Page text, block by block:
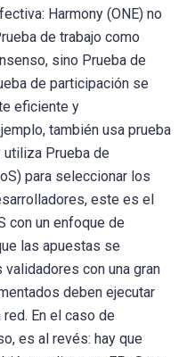
Harmony (ONE) no
de trabajo como
sino Prueba de
de participación se
eficiente y
también usa prueba
utiliza Prueba de
para seleccionar los
este es el
con un enfoque de
las apuestas se
validadores con una gran
deben ejecutar
En el caso de
es al revés: hay que